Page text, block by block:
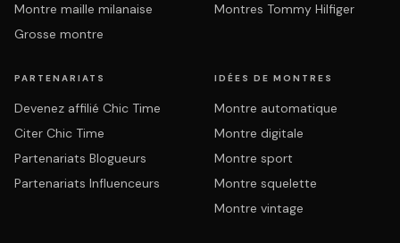
Montre maille milanaise
Grosse montre
Montres Tommy Hilfiger
PARTENARIATS
Devenez affilié Chic Time
Citer Chic Time
Partenariats Blogueurs
Partenariats Influenceurs
IDÉES DE MONTRES
Montre automatique
Montre digitale
Montre sport
Montre squelette
Montre vintage